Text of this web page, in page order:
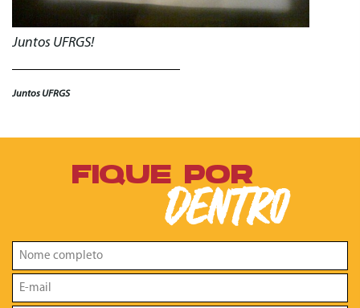
Juntos UFRGS!
Juntos UFRGS
FIQUE POR
DENTRO